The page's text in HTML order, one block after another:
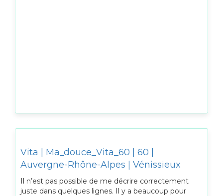
Vita | Ma_douce_Vita_60 | 60 |
Auvergne-Rhône-Alpes | Vénissieux
Il n’est pas possible de me décrire correctement
juste dans quelques lignes. Il y a beaucoup pour